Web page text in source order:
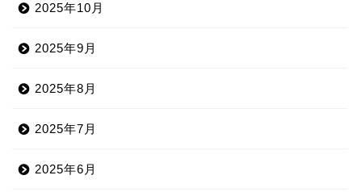
2025年10月
2025年9月
2025年8月
2025年7月
2025年6月